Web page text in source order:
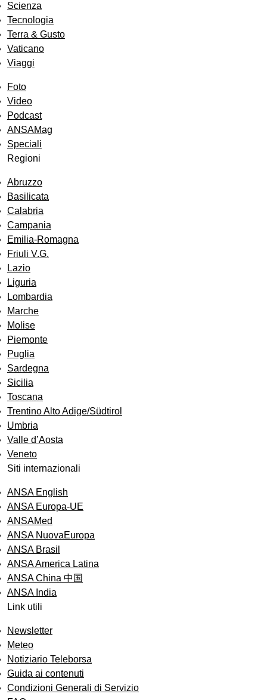
Scienza
Tecnologia
Terra & Gusto
Vaticano
Viaggi
Foto
Video
Podcast
ANSAMag
Speciali
Regioni
Abruzzo
Basilicata
Calabria
Campania
Emilia-Romagna
Friuli V.G.
Lazio
Liguria
Lombardia
Marche
Molise
Piemonte
Puglia
Sardegna
Sicilia
Toscana
Trentino Alto Adige/Südtirol
Umbria
Valle d’Aosta
Veneto
Siti internazionali
ANSA English
ANSA Europa-UE
ANSAMed
ANSA NuovaEuropa
ANSA Brasil
ANSA America Latina
ANSA China 中国
ANSA India
Link utili
Newsletter
Meteo
Notiziario Teleborsa
Guida ai contenuti
Condizioni Generali di Servizio